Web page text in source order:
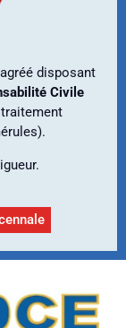
disposant
Civile